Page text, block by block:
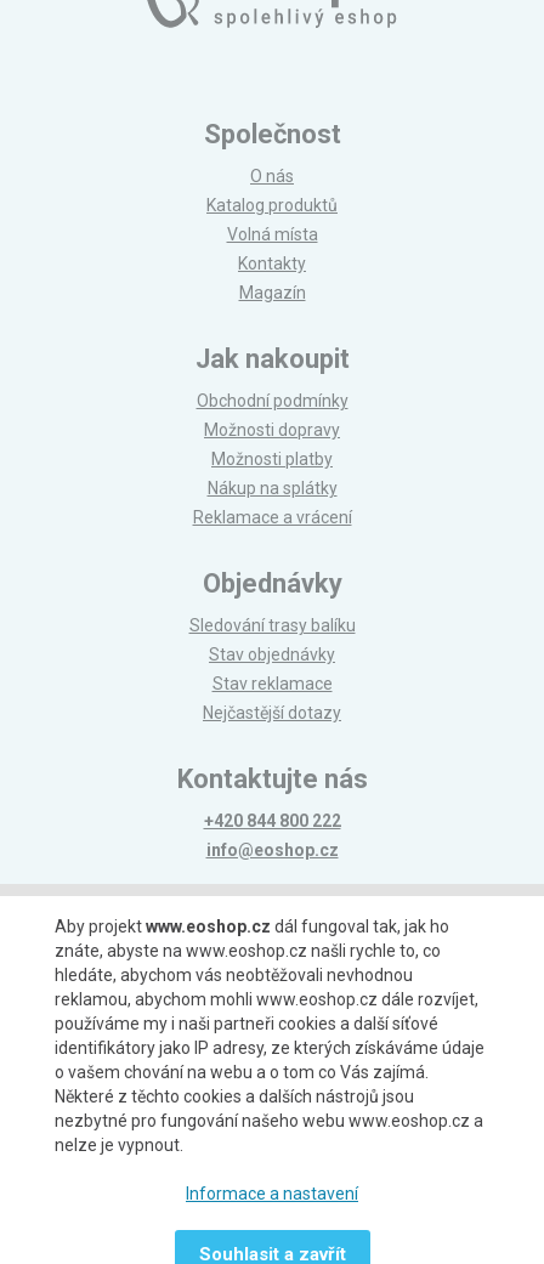
Společnost
O nás
Katalog produktů
Volná místa
Kontakty
Magazín
Jak nakoupit
Obchodní podmínky
Možnosti dopravy
Možnosti platby
Nákup na splátky
Reklamace a vrácení
Objednávky
Sledování trasy balíku
Stav objednávky
Stav reklamace
Nejčastější dotazy
Kontaktujte nás
+420 844 800 222
info@eoshop.cz
Možnosti platby
Možnosti dopravy
Aby projektwww.eoshop.cz dál fungoval tak, jak ho
znáte, abyste na www.eoshop.cz našli rychle to, co
hledáte, abychom vás neobtěžovali nevhodnou
reklamou, abychom mohli www.eoshop.cz dále rozvíjet,
používáme my i naši partneři cookies a další síťové
identifikátory jako IP adresy, ze kterých získáváme údaje
o vašem chování na webu a o tom co Vás zajímá.
Některé z těchto cookies a dalších nástrojů jsou
nezbytné pro fungování našeho webu www.eoshop.cz a
nelze je vypnout.
Informace a nastavení
Souhlasit a zavřít